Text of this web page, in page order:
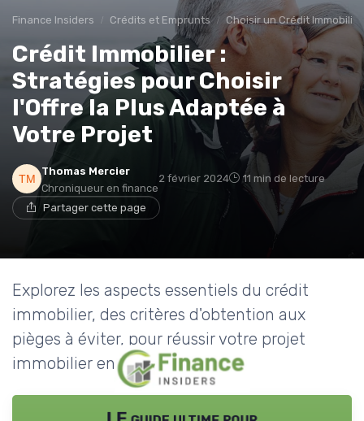
Finance Insiders Crédits et Emprunts Choisir un Crédit Immobilier
Crédit Immobilier :
Stratégies pour Choisir
l'Offre la Plus Adaptée à
Votre Projet
Thomas Mercier
Chroniqueur en finance
2 février 2024 11 min de lecture
Partager cette page
Explorez les aspects essentiels du crédit
immobilier, des critères d'obtention aux
pièges à éviter, pour réussir votre projet
immobilier en toute sérénité.